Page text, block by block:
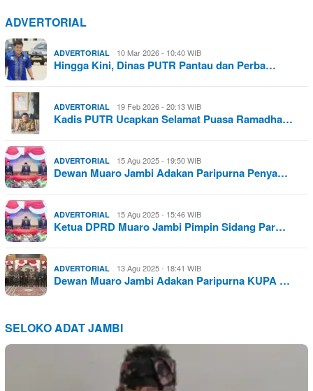
ADVERTORIAL
ADVERTORIAL 10 Mar 2026 - 10:40 WIB
Hingga Kini, Dinas PUTR Pantau dan Perba…
ADVERTORIAL 19 Feb 2026 - 20:13 WIB
Kadis PUTR Ucapkan Selamat Puasa Ramadha…
ADVERTORIAL 15 Agu 2025 - 19:50 WIB
Dewan Muaro Jambi Adakan Paripurna Penya…
ADVERTORIAL 15 Agu 2025 - 15:46 WIB
Ketua DPRD Muaro Jambi Pimpin Sidang Par…
ADVERTORIAL 13 Agu 2025 - 18:41 WIB
Dewan Muaro Jambi Adakan Paripurna KUPA …
SELOKO ADAT JAMBI